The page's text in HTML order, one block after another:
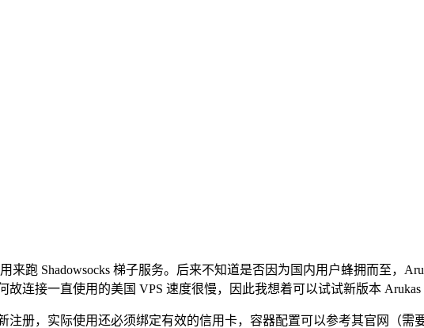
来跑 Shadowsocks 梯子服务。后来不知道是否因为国内用户蜂拥而至，
连接一直使用的美国 VPS 速度很慢，因此我想着可以试试新版本 Arukas
册，实际使用还必须绑定有效的信用卡，容器配置可以参考其官网（需